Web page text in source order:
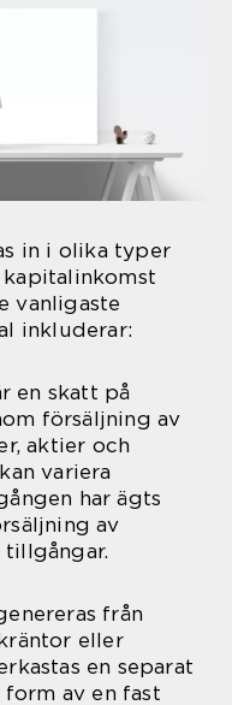
in i olika typer
vanligaste
inkluderar:
en skatt på
försäljning av
aktier och
variera
har ägts
av
från
eller
en separat
form av en fast